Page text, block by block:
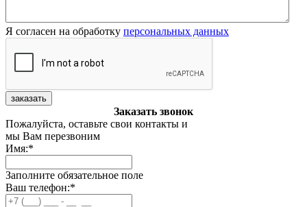
Я согласен на обработку персональных данных
заказать
Заказать звонок
Пожалуйста, оставьте свои контакты и
мы Вам перезвоним
Имя:*
Заполните обязательное поле
Ваш телефон:*